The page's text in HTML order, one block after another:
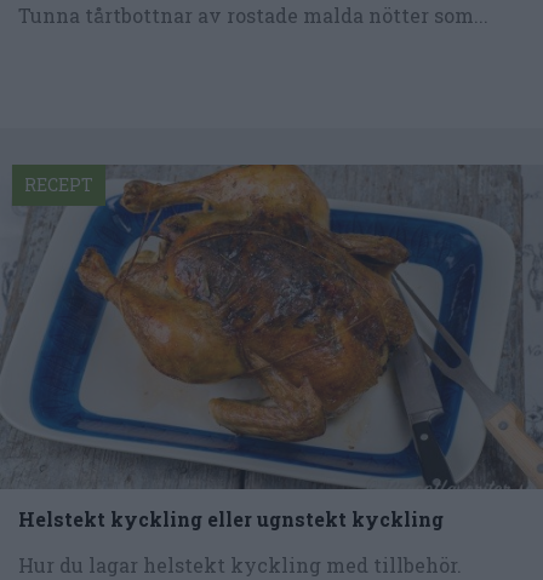
Tunna tårtbottnar av rostade malda nötter som...
Helstekt kyckling eller ugnstekt kyckling
Hur du lagar helstekt kyckling med tillbehör.
RECEPT